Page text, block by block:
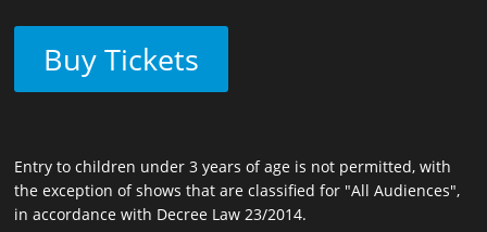
Buy Tickets
Entry to children under 3 years of age is not permitted, with
the exception of shows that are classified for "All Audiences",
in accordance with Decree Law 23/2014.